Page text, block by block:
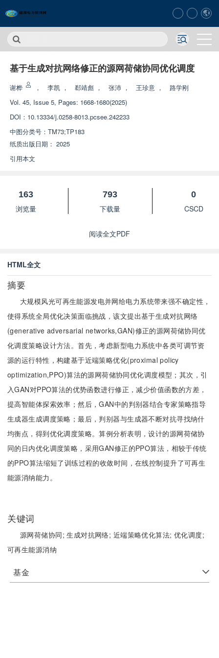
基于生成对抗网络修正的源网荷储协同优化调度
谢桦 ， 李凯 ， 郄靖彪 ， 张沛 ， 王珍意 ，
路学刚
Vol. 45, Issue 5, Pages: 1668-1680(2025)
DOI： 10.13334/j.0258-8013.pcsee.242233
中图分类号： TM73;TP183
纸质出版日期： 2025
引用本文
163
浏览量
793
下载量
0
CSCD
阅读全文PDF
HTML全文
摘要
大规模风光可再生能源发电并网给电力系统带来强不确定性，
使得系统全局优化决策面临挑战，该文提出基于生成对抗网络
(generative adversarial networks,GAN)修正的源网荷储协同优
化调度策略设计方法。首先，考虑新型电力系统中各类可调节资
源的运行特性，构建基于近端策略优化(proximal policy
optimization,PPO)算法的源网荷储协同优化调度模型；其次，引
入GAN对PPO算法的优势函数进行修正，减少价值函数的方差，
提高智能体探索效率；然后，GAN中的判别器结合专家策略指导
生成器生成调度策略；最后，判别器与生成器不断对抗寻找纳什
均衡点，得到优化调度策略。算例分析表明，设计的源网荷储协
同的日内优化调度策略，采用GAN修正的PPO算法，相较于传统
的PPO算法缩短了训练过程的收敛时间，在线控制提升了可再生
能源消纳能力。
关键词
源网荷储协同;生成对抗网络; 近端策略优化算法; 优化调度;
可再生能源消纳
基金